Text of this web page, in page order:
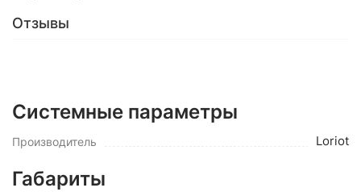
Отзывы
Системные параметры
Производитель Loriot
Габариты